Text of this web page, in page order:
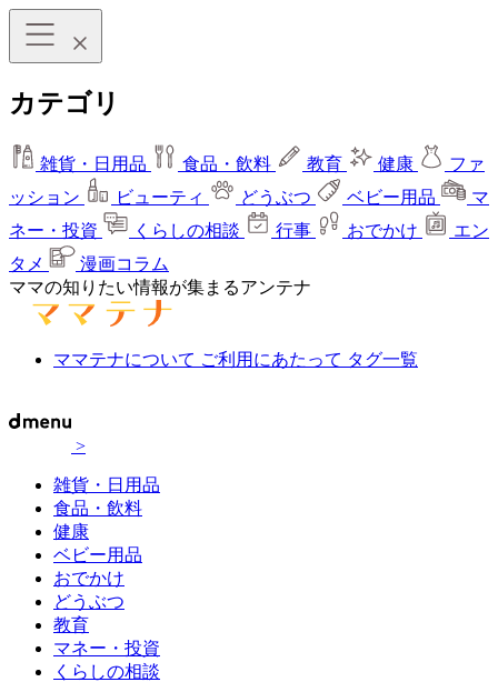
カテゴリ
雑貨・日用品 食品・飲料 教育 健康
ファ
ッション
ビューティ どうぶつ ベビー用品
マ
ネー・投資
くらしの相談 行事 おでかけ
エン
タメ
漫画コラム
ママの知りたい情報が集まるアンテナ
ママテナについて ご利用にあたって タグ一覧
>
雑貨・日用品
食品・飲料
健康
ベビー用品
おでかけ
どうぶつ
教育
マネー・投資
くらしの相談